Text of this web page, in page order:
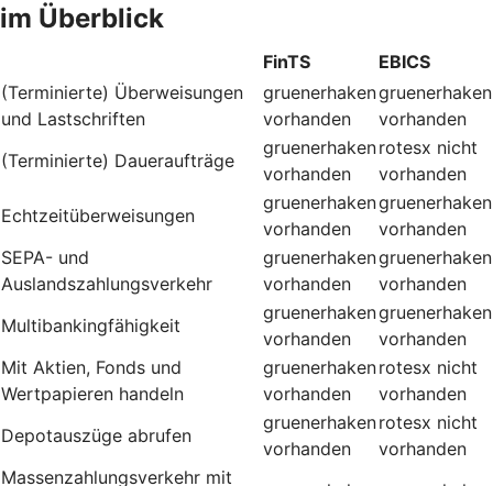
im Überblick
FinTS
EBICS
(Terminierte) Überweisungen
und Lastschriften
gruenerhaken
vorhanden
gruenerhaken
vorhanden
(Terminierte) Daueraufträge
gruenerhaken
vorhanden
rotesx nicht
vorhanden
Echtzeitüberweisungen
gruenerhaken
vorhanden
gruenerhaken
vorhanden
SEPA- und
Auslandszahlungsverkehr
gruenerhaken
vorhanden
gruenerhaken
vorhanden
Multibankingfähigkeit
gruenerhaken
vorhanden
gruenerhaken
vorhanden
Mit Aktien, Fonds und
Wertpapieren handeln
gruenerhaken
vorhanden
rotesx nicht
vorhanden
Depotauszüge abrufen
gruenerhaken
vorhanden
rotesx nicht
vorhanden
Massenzahlungsverkehr mit